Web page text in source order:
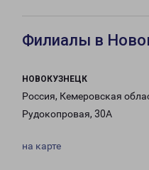
Филиалы в
НОВОКУЗНЕЦК
Россия, Кемеровская
Рудокопровая, 30А
на карте